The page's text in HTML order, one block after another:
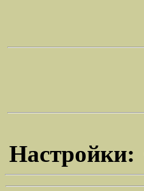
Настройки: